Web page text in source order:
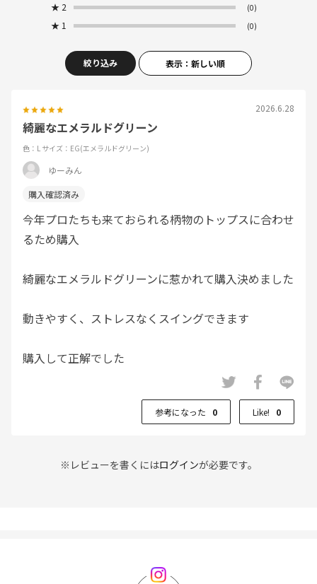
★ 2 (0)
★ 1 (0)
絞り込み 表示：新しい順
2026.6.28
綺麗なエメラルドグリーン
色：L サイズ：EG(エメラルドグリーン)
ゆーみん
今年プロたちも来ておられる柄物のトップスに合わせ
るため購入
綺麗なエメラルドグリーンに惹かれて購入決めました
動きやすく、ストレスなくスイングできます
購入して正解でした
参考になった 0 Like! 0
※レビューを書くにはログインが必要です。